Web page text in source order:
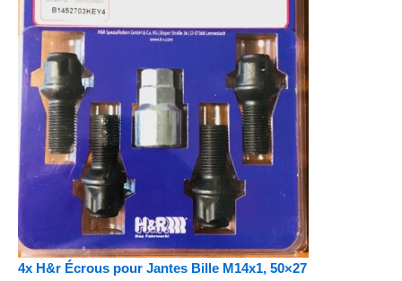
4x H&r Écrous pour Jantes Bille M14x1, 50×27